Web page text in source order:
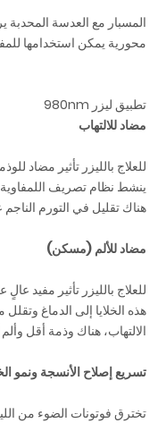
المسبار مع العدسة
محورية يمكن استخدامها
تطبيق ليزر 980nm
مضاد للالتهاب
للعلاج بالليزر تأثير مضاد
ينشط نظام تصريف
هناك تقليل في التورم
مضاد للألم (مسكن)
للعلاج بالليزر تأثير مفيد عالٍ
هذه الخلايا إلى الدماغ
الالتهاب، هناك وذمة أقل
تسريع إصلاح الأنسجة ونمو
تخترق فوتونات الضوء من